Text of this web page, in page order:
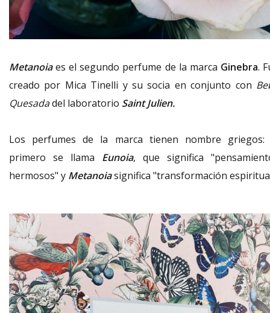
Metanoiaes el segundo perfume de la marca Ginebra.
creado por Mica Tinelli y su socia en conjunto con
Quesadadel laboratorio Saint Julien.
Los perfumes de la marca tienen nombre griegos:
primero se llama Eunoia, que significa
hermosos" y Metanoiasignifica "transformación